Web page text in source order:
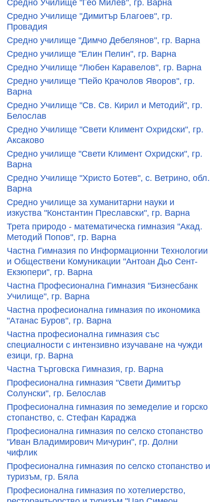
Средно Училище "Гео Милев", гр. Варна
Средно Училище "Димитър Благоев", гр.
Провадия
Средно училище "Димчо Дебелянов", гр. Варна
Средно училище "Елин Пелин", гр. Варна
Средно Училище "Любен Каравелов", гр. Варна
Средно училище "Пейо Крачолов Яворов", гр.
Варна
Средно Училище "Св. Св. Кирил и Методий", гр.
Белослав
Средно Училище "Свети Климент Охридски", гр.
Аксаково
Средно училище "Свети Климент Охридски", гр.
Варна
Средно Училище "Христо Ботев", с. Ветрино, обл.
Варна
Средно училище за хуманитарни науки и
изкуства "Константин Преславски", гр. Варна
Трета природо - математическа гимназия "Акад.
Методий Попов", гр. Варна
Частна Гимназия по Информационни Технологии
и Обществени Комуникации "Антоан Дьо Сент-
Екзюпери", гр. Варна
Частна Професионална Гимназия "Бизнесбанк
Училище", гр. Варна
Частна професионална гимназия по икономика
"Атанас Буров", гр. Варна
Частна професионална гимназия със
специалности с интензивно изучаване на чужди
езици, гр. Варна
Частна Търговска Гимназия, гр. Варна
Професионална гимназия "Свети Димитър
Солунски", гр. Белослав
Професионална гимназия по земеделие и горско
стопанство, с. Стефан Караджа
Професионална гимназия по селско стопанство
"Иван Владимирович Мичурин", гр. Долни
чифлик
Професионална гимназия по селско стопанство и
туризъм, гр. Бяла
Професионална гимназия по хотелиерство,